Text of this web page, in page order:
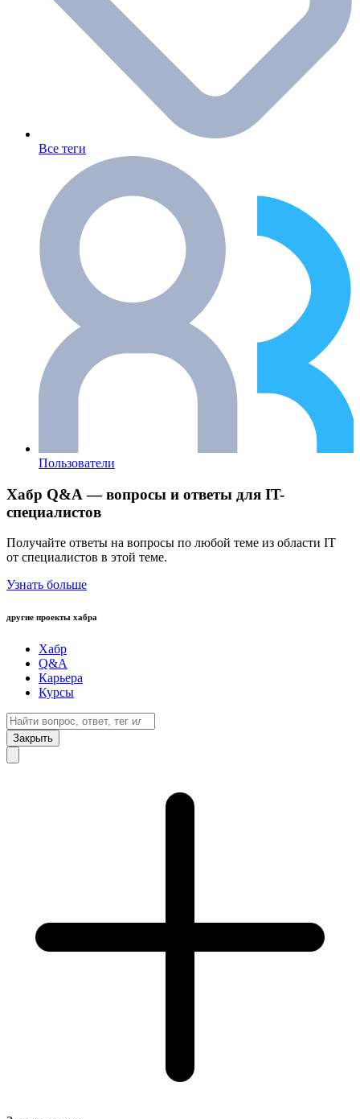
Все теги
Пользователи
Хабр Q&A — вопросы и ответы для IT-
специалистов
Получайте ответы на вопросы по любой теме из области IT
от специалистов в этой теме.
Узнать больше
другие проекты хабра
Хабр
Q&A
Карьера
Курсы
Закрыть